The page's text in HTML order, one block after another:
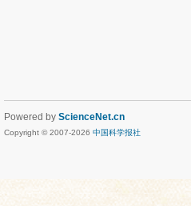
Powered by ScienceNet.cn
Copyright © 2007-2026 中国科学报社